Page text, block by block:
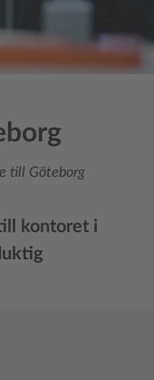
till Göteborg
kontoret i